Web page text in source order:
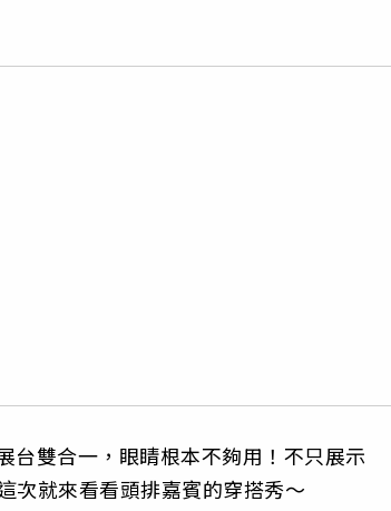
台雙合一，眼睛根本不夠用！不只展示
次就來看看頭排嘉賓的穿搭秀～